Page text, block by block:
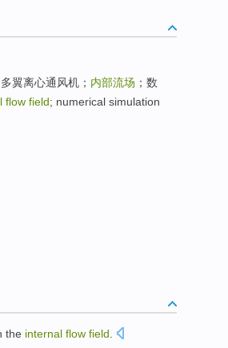
翼离心通风机； 内部流场 ；数
flow field; numerical simulation
the internal flow field